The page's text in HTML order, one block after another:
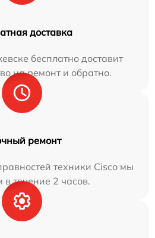
доставка
бесплатно доставит
на ремонт и обратно.
ремонт
техники Cisco мы
в течение 2 часов.